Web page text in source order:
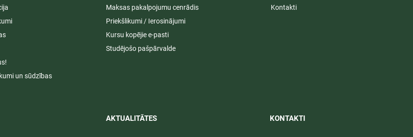
un sūdzības
Maksas pakalpojumu cenrādis
Priekšlikumi / Ierosinājumi
Kursu kopējie e-pasti
Studējošo pašpārvalde
AKTUALITĀTES​​
Kontakti
KONTAKTI​